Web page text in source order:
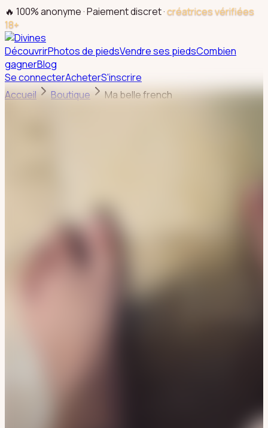
🔥 100% anonyme · Paiement discret ·créatrices vérifiées
18+
DécouvrirPhotos de piedsVendre ses piedsCombien
gagnerBlog
Se connecterAcheterS'inscrire
Accueil
Boutique Ma belle french